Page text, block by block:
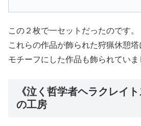
この２枚で一セットだったのです。
これらの作品が飾られた狩猟休憩
モチーフにした作品も飾られていま
《泣く哲学者ヘラクレイ
の工房